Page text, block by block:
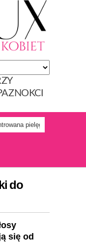
pielęgnacja rzęs i
do
się od